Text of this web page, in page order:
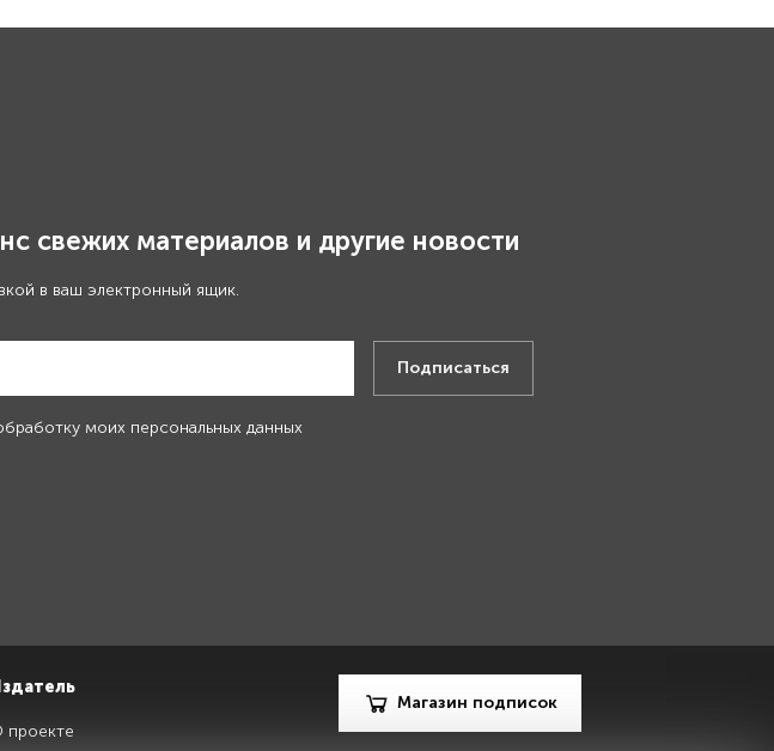
свежих материалов и другие новости
в ваш электронный ящик.
Подписаться
моих персональных данных
проекте
Магазин подписок